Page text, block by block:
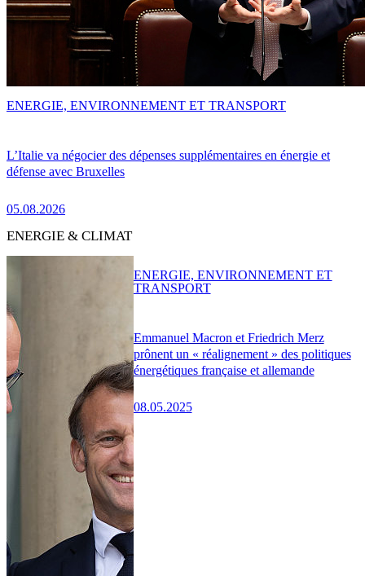
L’Italie va négocier des dépenses supplémentaires en énergie et
défense avec Bruxelles
05.08.2026
ENERGIE, ENVIRONNEMENT ET TRANSPORT
ENERGIE & CLIMAT
Emmanuel Macron et Friedrich Merz
prônent un « réalignement » des politiques
énergétiques française et allemande
08.05.2025
ENERGIE, ENVIRONNEMENT ET
TRANSPORT